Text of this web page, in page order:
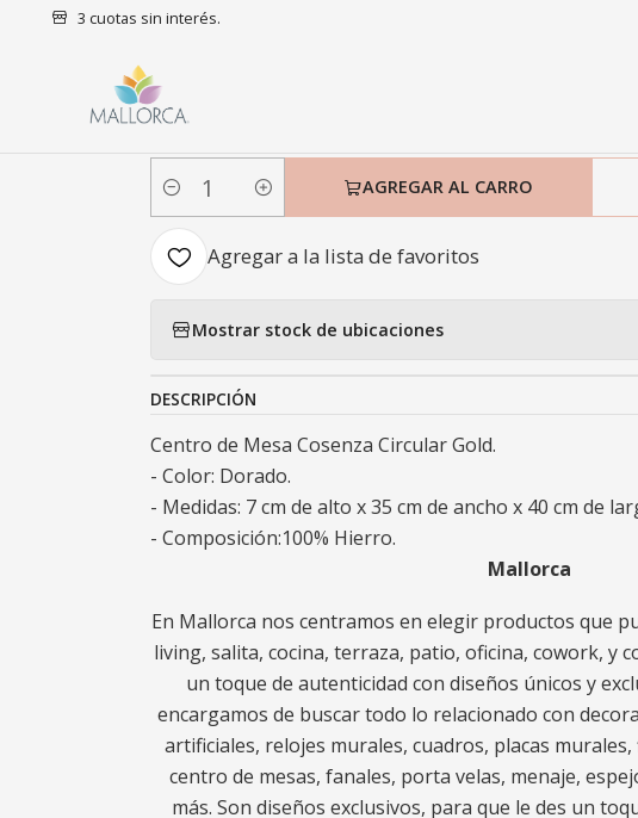
3 cuotas sin interés.
Centro de Mesa Centro de Mesa Cosenza Circular Gold
|
Centro de Mesa Cosenza
Cantidad
AGREGAR AL CARRO
Agregar a la lista de favoritos
Mostrar stock de ubicaciones
DESCRIPCIÓN
Centro de Mesa Cosenza Circular Gold.
- Color: Dorado.
- Medidas: 7 cm de alto x 35 cm de ancho x 40 cm de
- Composición:100% Hierro.
Mallorca
En Mallorca nos centramos en elegir productos que
living, salita, cocina, terraza, patio, oficina, cowork, y
un toque de autenticidad con diseños únicos y
encargamos de buscar todo lo relacionado con
artificiales, relojes murales, cuadros, placas
centro de mesas, fanales, porta velas, menaje,
más. Son diseños exclusivos, para que le des un